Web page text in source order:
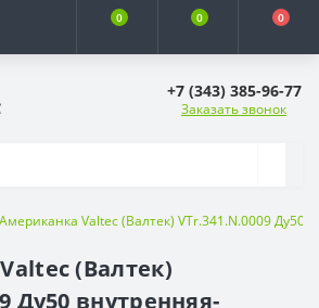
0 0 0
+7 (343) 385-96-77
Заказать звонок
Американка Valtec (Валтек) VTr.341.N.0009 Ду50
(Валтек)
Ду50 внутренняя-